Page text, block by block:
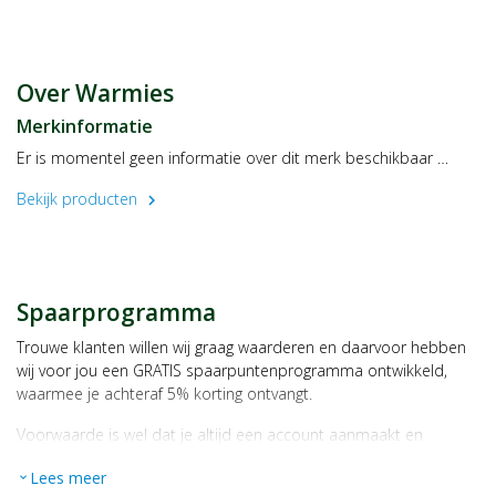
Over Warmies
Merkinformatie
Er is momentel geen informatie over dit merk beschikbaar …
Bekijk producten
chevron_right
Spaarprogramma
Trouwe klanten willen wij graag waarderen en daarvoor hebben
wij voor jou een GRATIS spaarpuntenprogramma ontwikkeld,
waarmee je achteraf 5% korting ontvangt.
Voorwaarde is wel dat je altijd een account aanmaakt en
Bij iedere bestelling ontvang je per bestede euro 1 spaarpunt,
expand_more Lees meer